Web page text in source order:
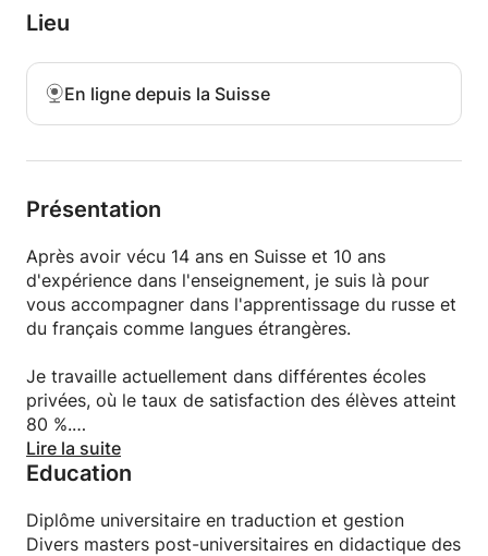
Lieu
En ligne depuis la Suisse
Présentation
Après avoir vécu 14 ans en Suisse et 10 ans
d'expérience dans l'enseignement, je suis là pour
vous accompagner dans l'apprentissage du russe et
du français comme langues étrangères.
Je travaille actuellement dans différentes écoles
privées, où le taux de satisfaction des élèves atteint
80 %.
Je suis une personne professionnelle, capable de
d'apprentissage efficaces. Et surtout, je suis une
personne communicative qui apprécie que
Lire la suite
Education
Diplôme universitaire en traduction et gestion
Divers masters post-universitaires en didactique des